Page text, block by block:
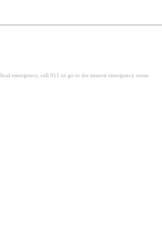
emergency, call 911 or go to the nearest emergency room